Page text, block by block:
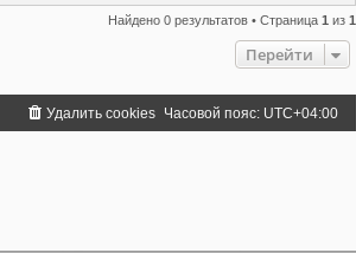
Найдено 0 результатов • Страница1 из1
Перейти
Часовой пояс: UTC+04:00
Удалить cookies